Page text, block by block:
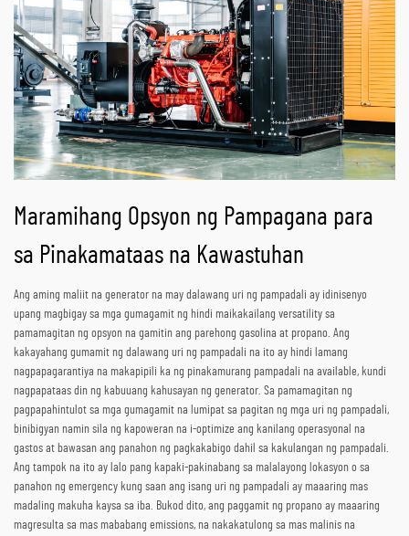
Maramihang Opsyon ng Pampagana para
sa Pinakamataas na Kawastuhan
Ang aming maliit na generator na may dalawang uri ng pampadali ay idinisenyo
upang magbigay sa mga gumagamit ng hindi maikakailang versatility sa
pamamagitan ng opsyon na gamitin ang parehong gasolina at propano. Ang
kakayahang gumamit ng dalawang uri ng pampadali na ito ay hindi lamang
nagpapagarantiya na makapipili ka ng pinakamurang pampadali na available, kundi
nagpapataas din ng kabuuang kahusayan ng generator. Sa pamamagitan ng
pagpapahintulot sa mga gumagamit na lumipat sa pagitan ng mga uri ng pampadali,
binibigyan namin sila ng kapoweran na i-optimize ang kanilang operasyonal na
gastos at bawasan ang panahon ng pagkakabigo dahil sa kakulangan ng pampadali.
Ang tampok na ito ay lalo pang kapaki-pakinabang sa malalayong lokasyon o sa
panahon ng emergency kung saan ang isang uri ng pampadali ay maaaring mas
madaling makuha kaysa sa iba. Bukod dito, ang paggamit ng propano ay maaaring
magresulta sa mas mababang emissions, na nakakatulong sa mas malinis na